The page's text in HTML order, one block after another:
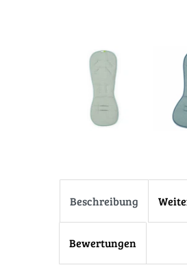
Beschreibung
Bewertungen